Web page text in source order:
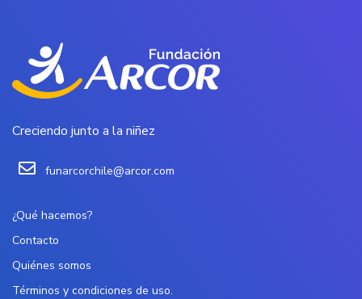
Creciendo junto a la niñez
funarcorchile@arcor.com
¿Qué hacemos?
Contacto
Quiénes somos
Términos y condiciones de uso.